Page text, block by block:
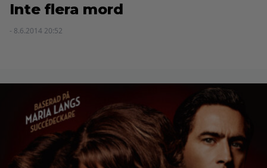
Inte flera mord
- 8.6.2014 20:52